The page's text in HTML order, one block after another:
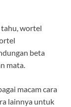
wortel
beta
mata.
macam cara
lainnya untuk